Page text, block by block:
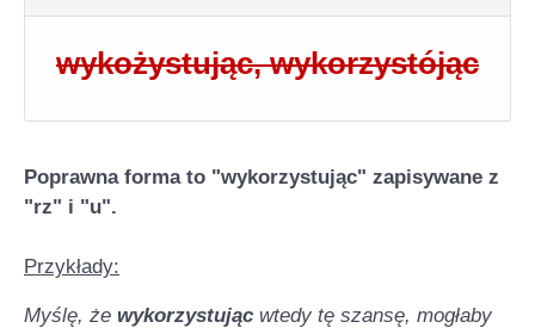
wykożystując, wykorzystójąc
Poprawna forma to "wykorzystując" zapisywane z
"rz" i "u".
Przykłady:
Myślę, że wykorzystując wtedy tę szansę, mogłaby